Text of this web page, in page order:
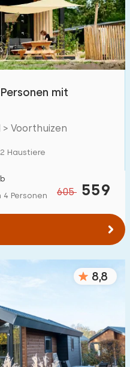
471
57
181
5
mit
Voorthuizen
Haustiere
605 559
Personen
8,8